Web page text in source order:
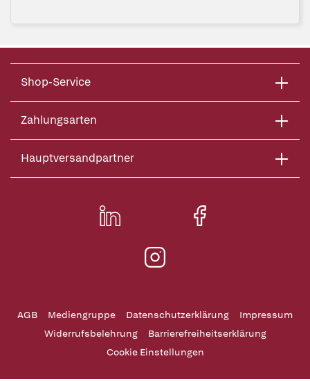
Shop-Service
Zahlungsarten
Hauptversandpartner
AGB Mediengruppe Datenschutzerklärung
Impressum
Widerrufsbelehrung
Barrierefreiheitserklärung
Cookie Einstellungen